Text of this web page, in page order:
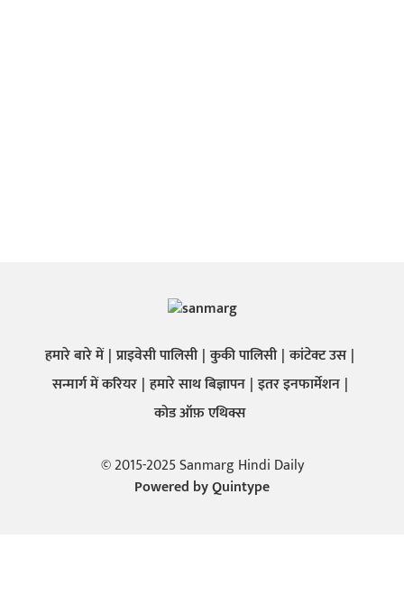
हमारे बारे में प्राइवेसी पालिसी कुकी पालिसी कांटेक्ट उस
सन्मार्ग में करियर हमारे साथ बिज्ञापन इतर इनफार्मेशन
कोड ऑफ़ एथिक्स
© 2015-2025 Sanmarg Hindi Daily
Powered byQuintype